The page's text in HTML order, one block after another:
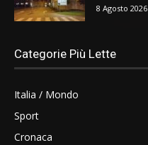
8 Agosto 2026
Categorie Più Lette
Italia / Mondo
Sport
Cronaca